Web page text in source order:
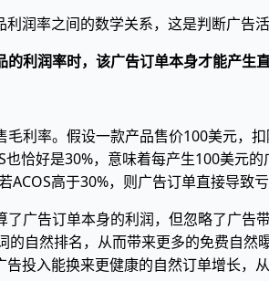
润率之间的数学关系，这是判断广告活
的利润率时，该广告订单本身才能产生直
毛利率。假设一款产品售价100美元，
恰好是30%，意味着每产生100美元
高于30%，则广告订单直接导致亏
了广告订单本身的利润，但忽略了广
的自然排名，从而带来更多的免费自
投入能换来更健康的自然订单增长，